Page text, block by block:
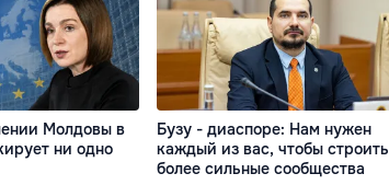
Молдовы в
ни одно
Бузу - диаспоре: Нам нужен
каждый из вас, чтобы строить
более сильные сообщества